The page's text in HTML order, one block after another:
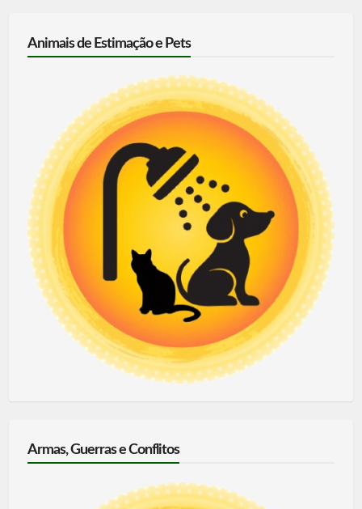
Animais de Estimação e Pets
Armas, Guerras e Conflitos